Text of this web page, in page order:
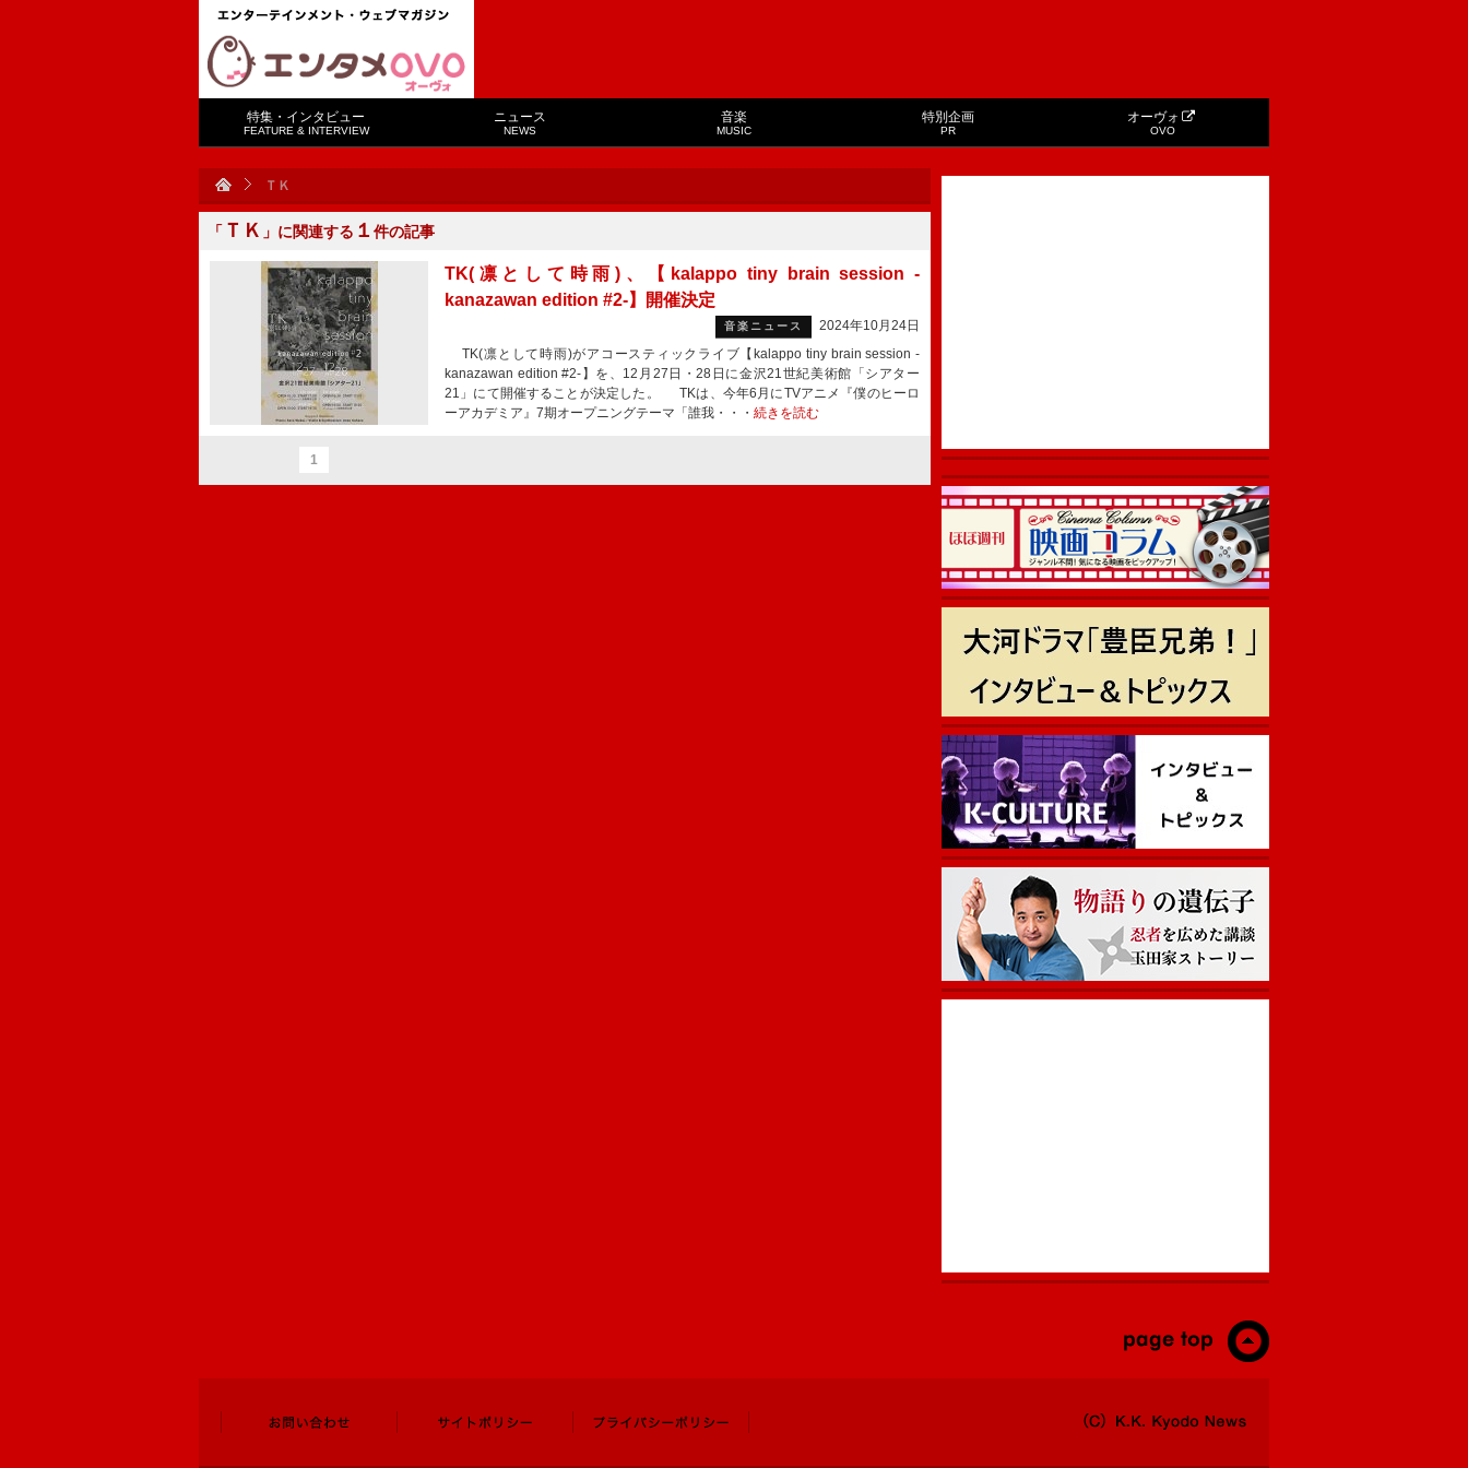
特集・インタビュー
FEATURE & INTERVIEW
ニュース
NEWS
音楽
MUSIC
特別企画
PR
オーヴォ
OVO
ＴＫ
「 ＴＫ 」に関連する １ 件の記事
TK(凛として時雨)、【kalappo tiny brain session -
kanazawan edition #2-】開催決定
音楽ニュース
2024年10月24日
TK(凛として時雨)がアコースティックライブ【kalappo tiny brain session -
kanazawan edition #2-】を、12月27日・28日に金沢21世紀美術館「シアター
21」にて開催することが決定した。 TKは、今年6月にTVアニメ『僕のヒーロ
ーアカデミア』7期オープニングテーマ「誰我・・・ 続きを読む
1